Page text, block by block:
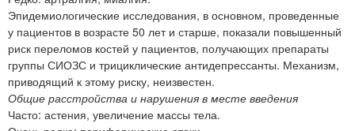
Эпидемиологические исследования, в основном, проведенные
у пациентов в возрасте 50 лет и старше, показали повышенный
риск переломов костей у пациентов, получающих препараты
группы СИОЗС и трициклические антидепрессанты. Механизм,
приводящий к этому риску, неизвестен.
Общие расстройства и нарушения в месте введения
Часто: астения, увеличение массы тела.